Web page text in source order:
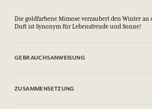
Die goldfarbene Mimose verzaubert den Winter an
Duft ist Synonym für Lebensfreude und Sonne!
GEBRAUCHSANWEISUNG
ZUSAMMENSETZUNG